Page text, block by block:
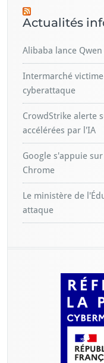
Actualités
Alibaba lance Qwen
Intermarché
cyberattaque
CrowdStrike alerte
accélérées par l'IA
Google s'appuie
Chrome
Le ministère de
attaque